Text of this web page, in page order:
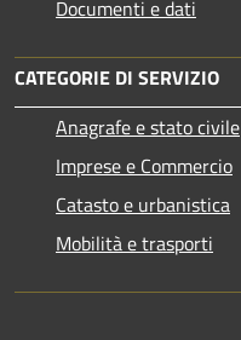
Documenti e dati
CATEGORIE DI SERVIZIO
Anagrafe e stato civile
Imprese e Commercio
Catasto e urbanistica
Mobilità e trasporti